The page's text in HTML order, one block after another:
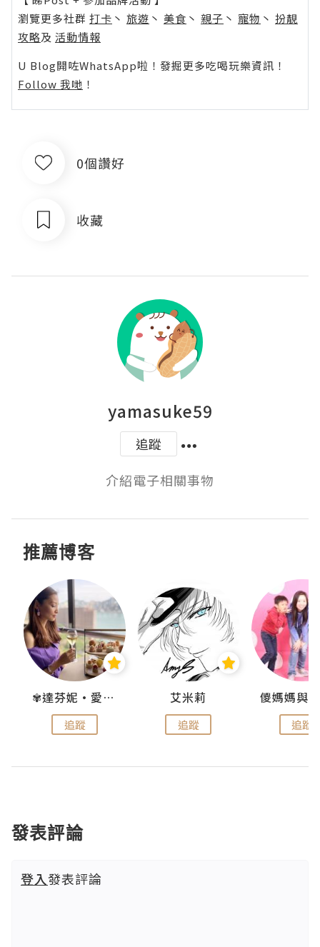
瀏覽更多社群 打卡 丶 旅遊 丶 美食 丶 親子 丶 寵物 丶 扮靚
攻略及 活動情報
U Blog開咗WhatsApp啦！發掘更多吃喝玩樂資訊！
Follow 我哋 ！
0個讚好
收藏
yamasuke59
追蹤
介紹電子相關事物
推薦博客
✾達芬妮•愛孩子•愛生活✾
追蹤
艾米莉
追蹤 追蹤
發表評論
登入發表評論